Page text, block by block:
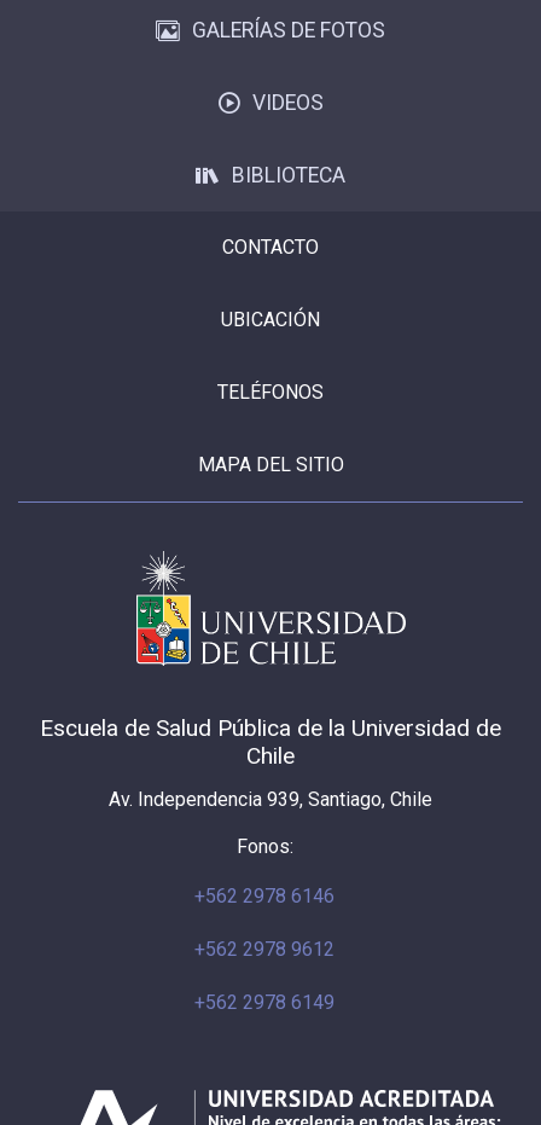
GALERÍAS DE FOTOS
VIDEOS
BIBLIOTECA
CONTACTO
UBICACIÓN
TELÉFONOS
MAPA DEL SITIO
Escuela de Salud Pública de la Universidad de
Chile
Av. Independencia 939, Santiago, Chile
Fonos:
+562 2978 6146
+562 2978 9612
+562 2978 6149